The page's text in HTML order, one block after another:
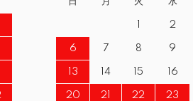
2
6 7 8 9
13 14 15 16
20 21 22 23